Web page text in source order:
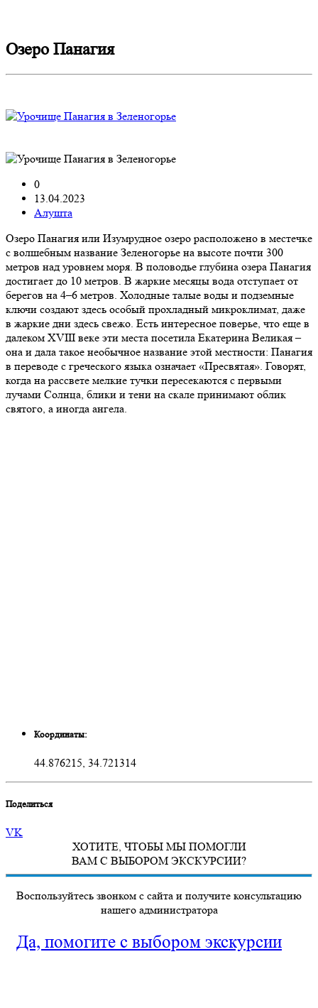
Озеро Панагия
0
13.04.2023
Алушта
Озеро Панагия или Изумрудное озеро расположено в местечке
с волшебным название Зеленогорье на высоте почти 300
метров над уровнем моря. В половодье глубина озера Панагия
достигает до 10 метров. В жаркие месяцы вода отступает от
берегов на 4–6 метров. Холодные талые воды и подземные
ключи создают здесь особый прохладный микроклимат, даже
в жаркие дни здесь свежо. Есть интересное поверье, что еще в
далеком XVIII веке эти места посетила Екатерина Великая –
она и дала такое необычное название этой местности: Панагия
в переводе с греческого языка означает «Пресвятая». Говорят,
когда на рассвете мелкие тучки пересекаются с первыми
лучами Солнца, блики и тени на скале принимают облик
святого, а иногда ангела.
Координаты:
44.876215, 34.721314
Поделиться
VK
ХОТИТЕ, ЧТОБЫ МЫ ПОМОГЛИ
ВАМ С ВЫБОРОМ ЭКСКУРСИИ?
Воспользуйтесь звонком с сайта и получите консультацию
нашего администратора
Да, помогите с выбором экскурсии